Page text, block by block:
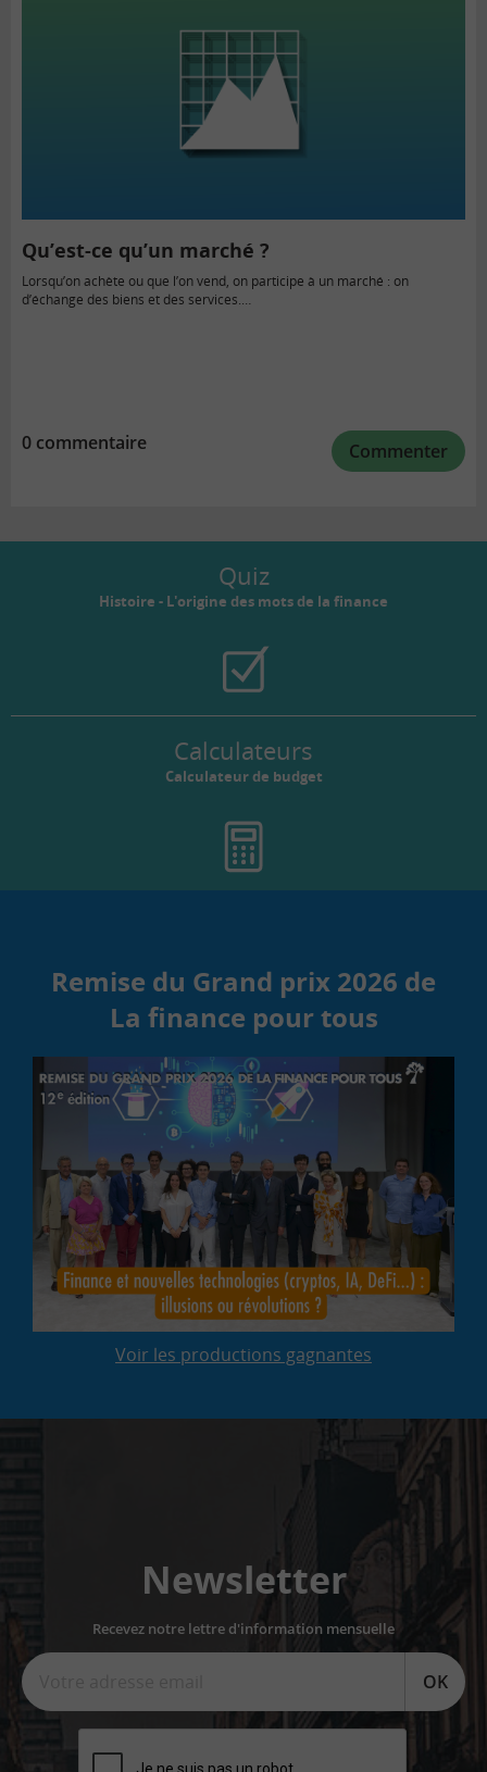
Qu’est-ce qu’un marché ?
Lorsqu’on achète ou que l’on vend, on participe à un marché : on
d’échange des biens et des services.…
0 commentaire Commenter
Quiz
Histoire - L'origine des mots de la finance
Calculateurs
Calculateur de budget
Remise du Grand prix 2026 de
La finance pour tous
Voir les productions gagnantes
Newsletter
Recevez notre lettre d'information mensuelle
OK